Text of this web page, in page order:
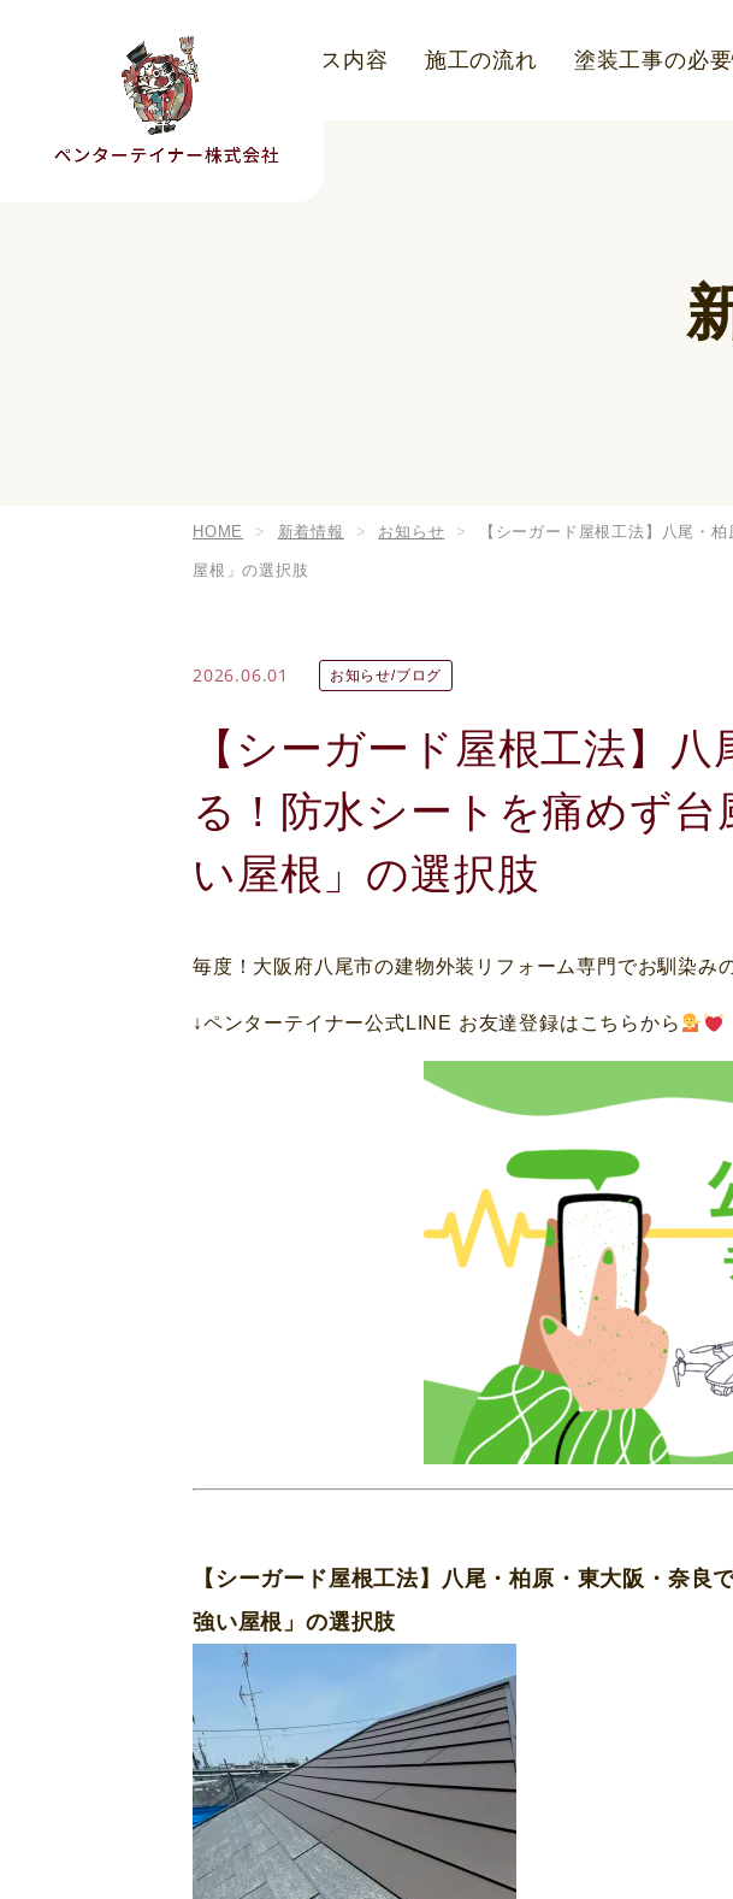
こだわり サービス内容 施工の流れ 塗装工事の必
HOME 新着情報 お知らせ 【シーガード屋根工法】八尾・
屋根」の選択肢
2026.06.01 お知らせ/ブログ
【シーガード屋根工法】
る！防水シートを痛めず
い屋根」の選択肢
毎度！大阪府八尾市の建物外装リフォーム専門でお馴染み
↓ペンターテイナー公式LINE お友達登録はこちらから
【シーガード屋根工法】八尾・柏原・東大阪・奈
強い屋根」の選択肢